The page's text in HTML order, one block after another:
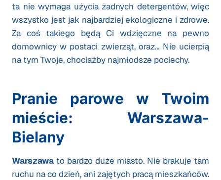
ta nie wymaga użycia żadnych detergentów, więc
wszystko jest jak najbardziej ekologiczne i zdrowe.
Za coś takiego będą Ci wdzięczne na pewno
domownicy w postaci zwierząt, oraz… Nie ucierpią
na tym Twoje, chociażby najmłodsze pociechy.
Pranie parowe w Twoim
mieście: Warszawa-
Bielany
Warszawa to bardzo duże miasto. Nie brakuje tam
ruchu na co dzień, ani zajętych pracą mieszkańców.